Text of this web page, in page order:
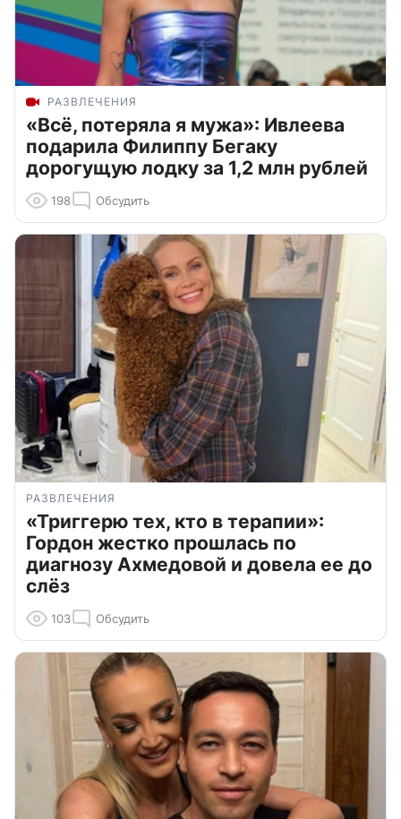
РАЗВЛЕЧЕНИЯ
«Всё, потеряла я мужа»: Ивлеева
подарила Филиппу Бегаку
дорогущую лодку за 1,2 млн рублей
198 Обсудить
РАЗВЛЕЧЕНИЯ
«Триггерю тех, кто в терапии»:
Гордон жестко прошлась по
диагнозу Ахмедовой и довела ее до
слёз
103 Обсудить